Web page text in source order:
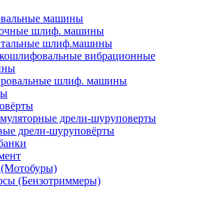
машины
шлиф. машины
шлиф.машины
вибрационные
шлиф. машины
дрели-шуруповерты
дрели-шуруповёрты
(Бензотриммеры)